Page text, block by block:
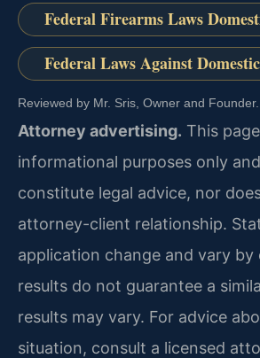
Federal Firearms Laws
Federal Laws Against
Reviewed by Mr. Sris, Owner and Founder.
Attorney advertising. This
informational purposes only
constitute legal advice, nor
attorney-client relationship.
application change and vary by
results do not guarantee a
results may vary. For advice
situation, consult a licensed